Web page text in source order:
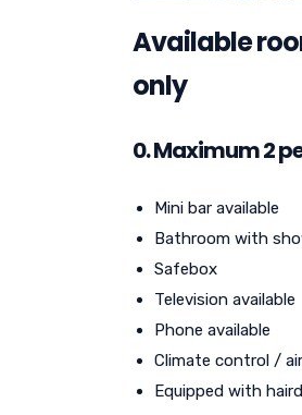
Available
only
0. Maximum 2
Mini bar available
Bathroom with
Safebox
Television available
Phone available
Climate control /
Equipped with